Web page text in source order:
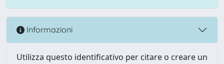
Informazioni
Utilizza questo identificativo per citare o creare un